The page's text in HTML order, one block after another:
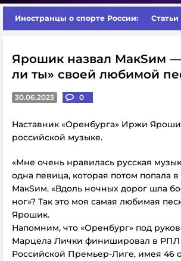
Иностранцы о спорте России: Статьи
Ярошик назвал МакSим
ли ты» своей любимой
30.06.2023 0
Наставник «Оренбурга» Иржи
российской музыке.
«Мне очень нравилась русская
одна певица, которая потом попала
МакSим. «Вдоль ночных дорог шла
ног»? Так это моя самая любимая
Ярошик.
Напомним, что «Оренбург» под
Марцела Лички финишировал в РПЛ
Российской Премьер-Лиге, имея 46